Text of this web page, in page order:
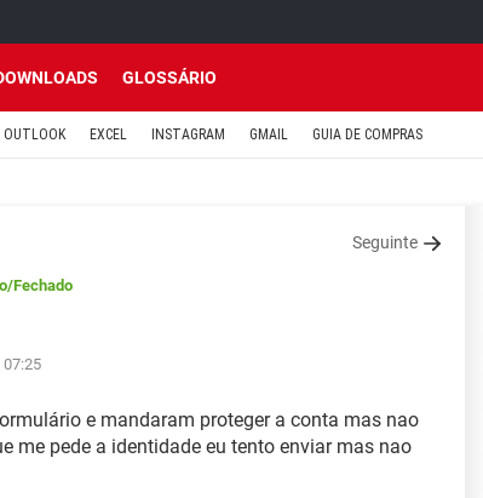
GLOSSÁRIO
OUTLOOK EXCEL INSTAGRAM GMAIL GUIA DE COMPRAS
Seguinte
/Fechado
07:25
e mandaram proteger a conta mas nao
me pede a identidade eu tento enviar mas nao